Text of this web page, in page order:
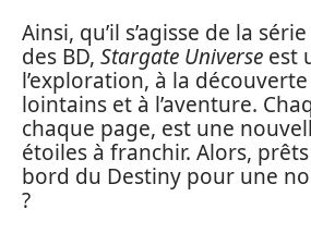
Ainsi, qu’il s’agisse de la
des BD, Stargate Universe est
l’exploration, à la
lointains et à l’aventure.
chaque page, est une
étoiles à franchir. Alors,
bord du Destiny pour une
?